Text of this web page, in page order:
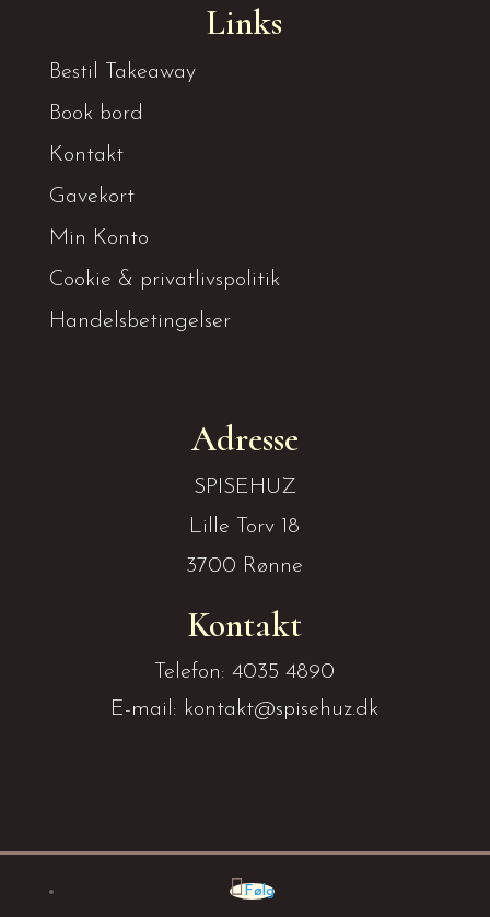
Links
Bestil Takeaway
Book bord
Kontakt
Gavekort
Min Konto
Cookie & privatlivspolitik
Handelsbetingelser
Adresse
SPISEHUZ
Lille Torv 18
3700 Rønne
Kontakt
Telefon: 4035 4890
E-mail: kontakt@spisehuz.dk
Følg